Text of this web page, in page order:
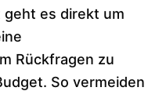
geht es direkt um
Rückfragen zu
So vermeiden